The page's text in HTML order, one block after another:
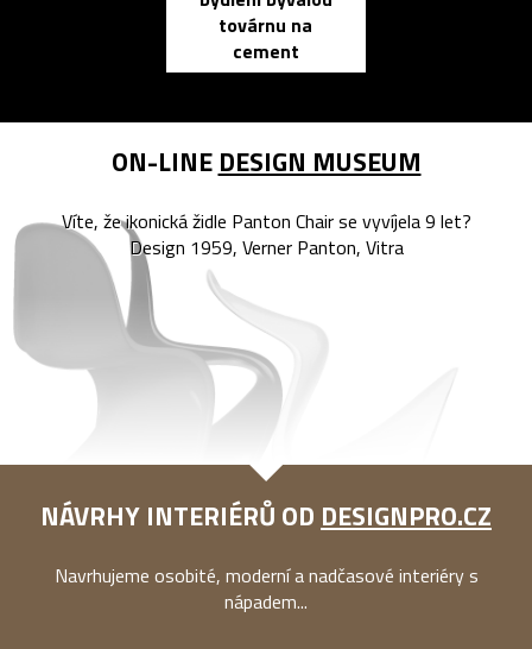
továrnu na
cement
ON-LINE DESIGN MUSEUM
Víte, že ikonická židle Panton Chair se vyvíjela 9 let?
Design 1959, Verner Panton, Vitra
NÁVRHY INTERIÉRŮ OD DESIGNPRO.CZ
Navrhujeme osobité, moderní a nadčasové interiéry s
nápadem...